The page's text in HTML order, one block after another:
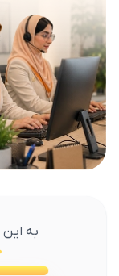
به